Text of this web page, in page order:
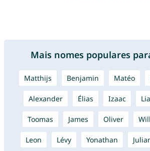
Mais nomes populares
Matthijs Benjamin Matéo
Alexander Élias Izaac
Toomas James Oliver
Leon Lévy Yonathan